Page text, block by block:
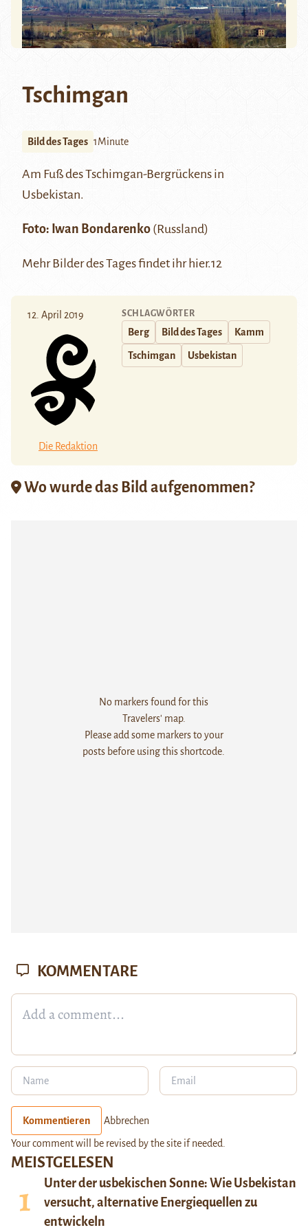
Tschimgan
Bild des Tages 1Minute
Am Fuß des Tschimgan-Bergrückens in
Usbekistan.
Foto: Iwan Bondarenko (Russland)
Mehr Bilder des Tages findet ihr hier.12
12. April 2019
Die Redaktion
SCHLAGWÖRTER
Berg Bild des Tages Kamm
Tschimgan Usbekistan
Wo wurde das Bild aufgenommen?
No markers found for this
Travelers' map.
Please add some markers to your
posts before using this shortcode.
MEISTGELESEN
Unter der usbekischen Sonne: Wie Usbekistan
versucht, alternative Energiequellen zu
entwickeln
KOMMENTARE
Kommentieren Abbrechen
Your comment will be revised by the site if needed.